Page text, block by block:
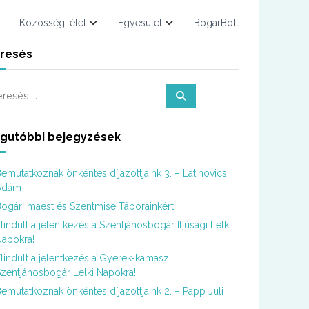
Közösségi élet Egyesület BogárBolt
K
bejegyzések
önkéntes díjazottjaink 3. – Latinovics
Imaest és Szentmise Táborainkért
a jelentkezés a Szentjánosbogár Ifjúsági Lelki
a jelentkezés a Gyerek-kamasz
Lelki Napokra!
önkéntes díjazottjaink 2. – Papp Juli